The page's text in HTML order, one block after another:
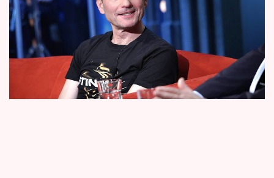
Horoskopy
Sledujte prima+
Filmový festival Karlovy Vary
lety. V Show Jana Krause prozradil, kde všude
běhá i jaká je jeho rychlost.